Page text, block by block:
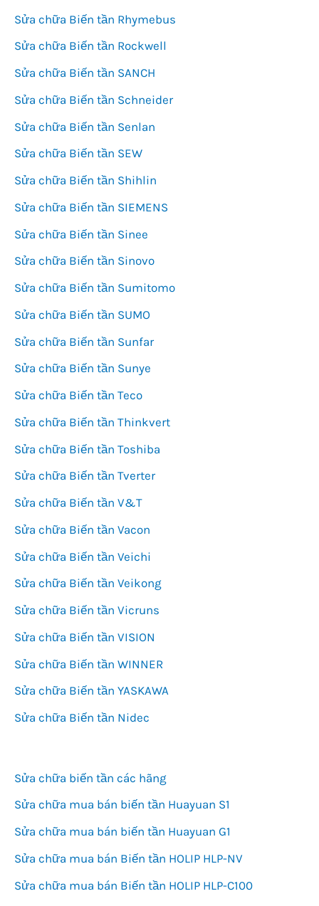
Sửa chữa Biến tần Rhymebus
Sửa chữa Biến tần Rockwell
Sửa chữa Biến tần SANCH
Sửa chữa Biến tần Schneider
Sửa chữa Biến tần Senlan
Sửa chữa Biến tần SEW
Sửa chữa Biến tần Shihlin
Sửa chữa Biến tần SIEMENS
Sửa chữa Biến tần Sinee
Sửa chữa Biến tần Sinovo
Sửa chữa Biến tần Sumitomo
Sửa chữa Biến tần SUMO
Sửa chữa Biến tần Sunfar
Sửa chữa Biến tần Sunye
Sửa chữa Biến tần Teco
Sửa chữa Biến tần Thinkvert
Sửa chữa Biến tần Toshiba
Sửa chữa Biến tần Tverter
Sửa chữa Biến tần V&T
Sửa chữa Biến tần Vacon
Sửa chữa Biến tần Veichi
Sửa chữa Biến tần Veikong
Sửa chữa Biến tần Vicruns
Sửa chữa Biến tần VISION
Sửa chữa Biến tần WINNER
Sửa chữa Biến tần YASKAWA
Sửa chữa Biến tần Nidec
Sửa chữa biến tần các hãng
Sửa chữa mua bán biến tần Huayuan S1
Sửa chữa mua bán biến tần Huayuan G1
Sửa chữa mua bán Biến tần HOLIP HLP-NV
Sửa chữa mua bán Biến tần HOLIP HLP-C100